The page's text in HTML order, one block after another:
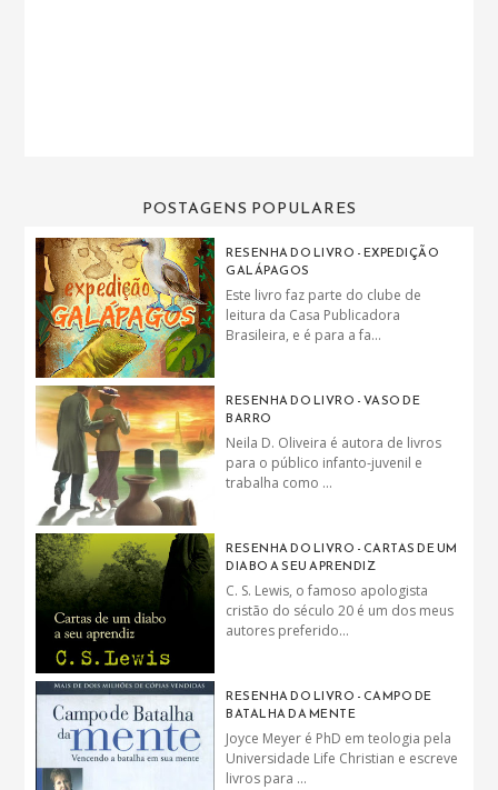
POSTAGENS POPULARES
RESENHA DO LIVRO - EXPEDIÇÃO
GALÁPAGOS
Este livro faz parte do clube de
leitura da Casa Publicadora
Brasileira, e é para a fa...
RESENHA DO LIVRO - VASO DE
BARRO
Neila D. Oliveira é autora de livros
para o público infanto-juvenil e
trabalha como ...
RESENHA DO LIVRO - CARTAS DE UM
DIABO A SEU APRENDIZ
C. S. Lewis, o famoso apologista
cristão do século 20 é um dos meus
autores preferido...
RESENHA DO LIVRO - CAMPO DE
BATALHA DA MENTE
Joyce Meyer é PhD em teologia pela
Universidade Life Christian e escreve
livros para ...